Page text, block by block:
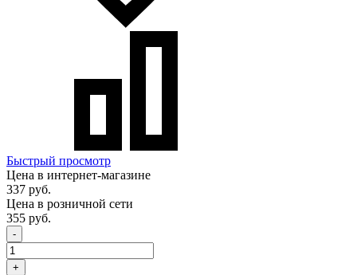
Быстрый просмотр
Цена в интернет-магазине
337 руб.
Цена в розничной сети
355 руб.
-
+